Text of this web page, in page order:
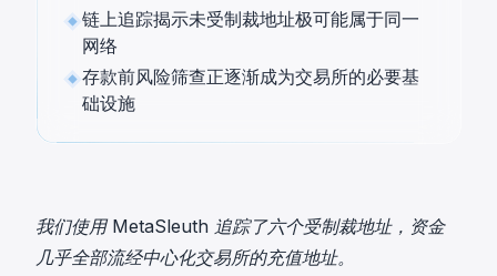
链上追踪揭示未受制裁地址极可能属于同一
网络
存款前风险筛查正逐渐成为交易所的必要基
础设施
我们使用 MetaSleuth 追踪了六个受制裁地址，资金
几乎全部流经中心化交易所的充值地址。